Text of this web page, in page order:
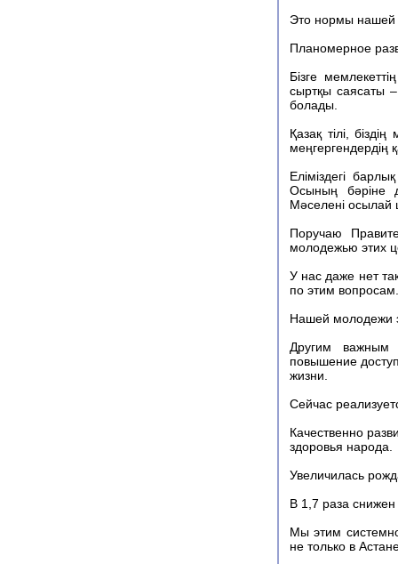
Это нормы нашей
Планомерное
Бізге
сыртқы саясаты
болады.
Қазақ тілі,
меңгергендердің
Еліміздегі
Осының бәріне
Мәселені осылай
Поручаю
молодежью этих
У нас даже нет
по этим вопросам.
Нашей молодежи
Другим важным
повышение
жизни.
Сейчас
Качественно
здоровья народа.
Увеличилась
В 1,7 раза
Мы этим
не только в